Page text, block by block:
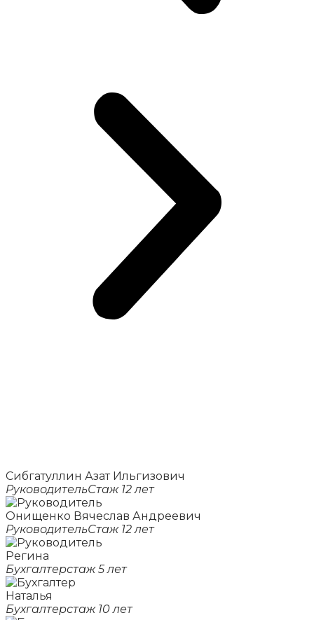
Сибгатуллин Азат Ильгизович
РуководительСтаж 12 лет
Онищенко Вячеслав Андреевич
РуководительСтаж 12 лет
Регина
Бухгалтерстаж 5 лет
Наталья
Бухгалтерстаж 10 лет